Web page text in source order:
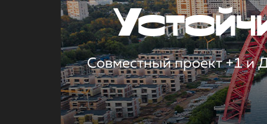
Совместный проект +1 и